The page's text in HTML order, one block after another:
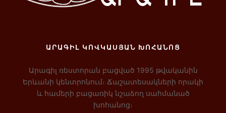
ԱՐԱԳԻԼ ԿՈՎԿԱՍՅԱՆ ԽՈՀԱՆՈՑ
Արագիլ ռեստորան բացված 1995 թվականին
Երևանի կենտրոնում։ Ճաշատեսակների որակի
և համերի բացառիկ նշաձող սահմանած
խոհանոց։